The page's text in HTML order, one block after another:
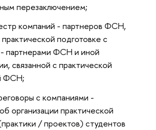
перезаключением;
компаний - партнеров ФСН,
подготовке с
партнерами ФСН и иной
связанной с практической
ФСН;
с компаниями -
организации практической
/ проектов) студентов